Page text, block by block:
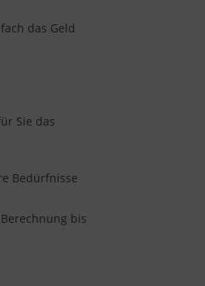
das Geld
Sie das
Bedürfnisse
bis